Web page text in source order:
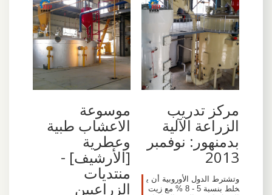
مركز تدريب
الزراعة الآلية
بدمنهور: نوفمبر
2013
وتشترط الدول الأوروبية أن ي
خلط بنسبة 5 - 8 % مع زيت
موسوعة
الاعشاب طبية
وعطرية
[الأرشيف] -
منتديات
الزراعيين